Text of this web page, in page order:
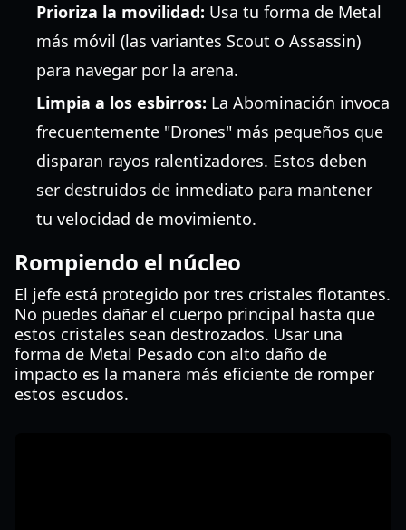
Prioriza la movilidad: Usa tu forma de Metal
más móvil (las variantes Scout o Assassin)
para navegar por la arena.
Limpia a los esbirros: La Abominación invoca
frecuentemente "Drones" más pequeños que
disparan rayos ralentizadores. Estos deben
ser destruidos de inmediato para mantener
tu velocidad de movimiento.
Rompiendo el núcleo
El jefe está protegido por tres cristales flotantes.
No puedes dañar el cuerpo principal hasta que
estos cristales sean destrozados. Usar una
forma de Metal Pesado con alto daño de
impacto es la manera más eficiente de romper
estos escudos.